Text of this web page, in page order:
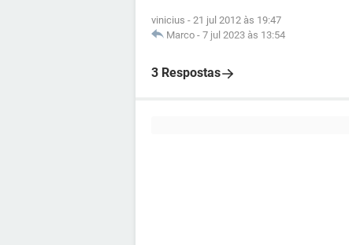
vinicius - 21 jul 2012 às 19:47
Marco - 7 jul 2023 às 13:54
3 Respostas